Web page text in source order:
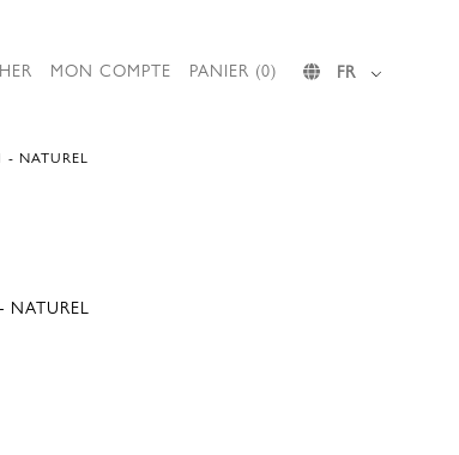
MON COMPTE PANIER (0) FR
- NATUREL
NATUREL